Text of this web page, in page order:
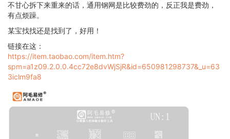
不甘心拆下来重来的话，通用钢网是比较费劲的，反正我是费劲，
有点烦躁。
某宝找找还是找到了，好用！
链接在这：
https://item.taobao.com/item.htm?
spm=a1z09.2.0.0.4cc72e8dvWjSjR&id=650981298737&_u=63
3iclm9fa8